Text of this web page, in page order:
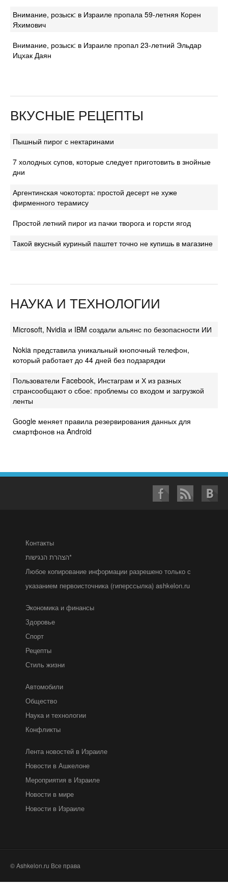
Внимание, розыск: в Израиле пропала 59-летняя Корен
Яхимович
Внимание, розыск: в Израиле пропал 23-летний Эльдар
Ицхак Даян
ВКУСНЫЕ РЕЦЕПТЫ
Пышный пирог с нектаринами
7 холодных супов, которые следует приготовить в знойные
дни
Аргентинская чокоторта: простой десерт не хуже
фирменного терамису
Простой летний пирог из пачки творога и горсти ягод
Такой вкусный куриный паштет точно не купишь в магазине
НАУКА И ТЕХНОЛОГИИ
Microsoft, Nvidia и IBM создали альянс по безопасности ИИ
Nokia представила уникальный кнопочный телефон,
который работает до 44 дней без подзарядки
Пользователи Facebook, Инстаграм и Х из разных
странсообщают о сбое: проблемы со входом и загрузкой
ленты
Google меняет правила резервирования данных для
смартфонов на Android
Контакты
הצהרת הנגישות*
Любое копирование информации разрешено только с
указанием первоисточника (гиперссылка) ashkelon.ru
Экономика и финансы
Здоровье
Спорт
Рецепты
Стиль жизни
Автомобили
Общество
Наука и технологии
Конфликты
Лента новостей в Израиле
Новости в Ашкелоне
Мероприятия в Израиле
Новости в мире
Новости в Израиле
© Ashkelon.ru Все права